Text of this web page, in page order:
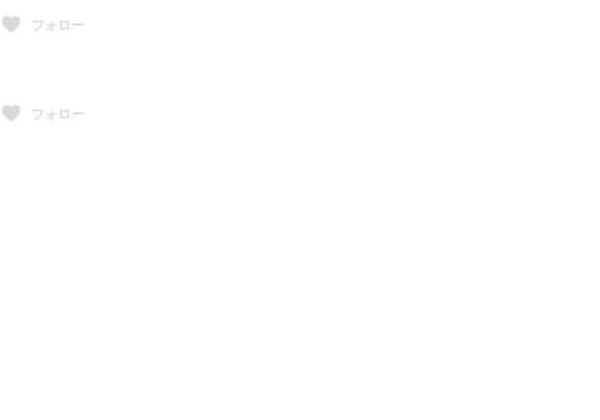
フォロー
フォロー